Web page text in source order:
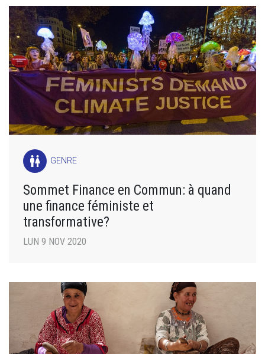
wc GENRE
Sommet Finance en Commun: à quand
une finance féministe et
transformative?
LUN 9 NOV 2020